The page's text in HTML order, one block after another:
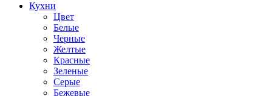
Кухни
Цвет
Белые
Черные
Желтые
Красные
Зеленые
Серые
Бежевые